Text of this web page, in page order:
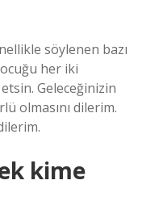
söylenen bazı
her iki
Geleceğinizin
olmasını dilerim.
kime